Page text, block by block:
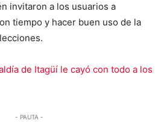
invitaron a los usuarios a
tiempo y hacer buen uso de la
de Itagüí le cayó con todo a los
- PAUTA -